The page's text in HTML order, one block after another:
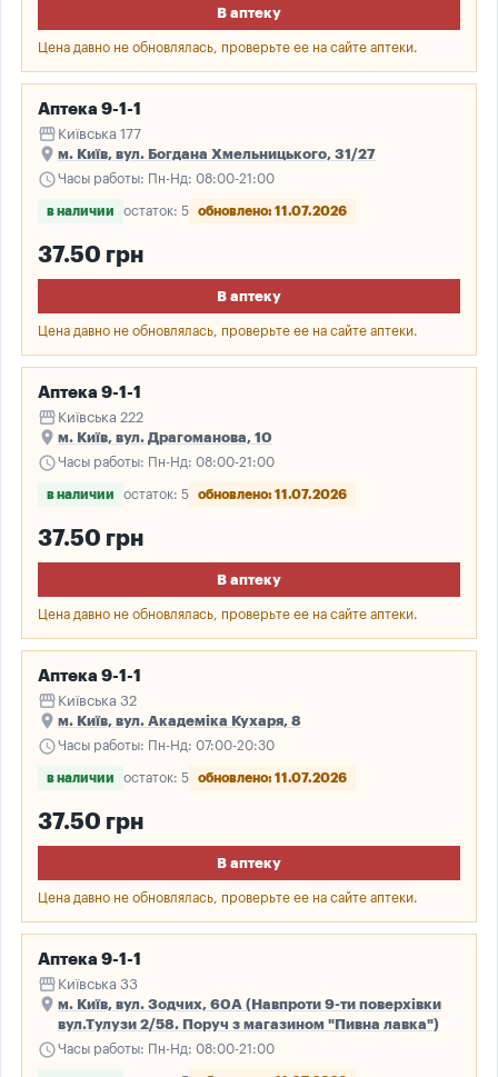
В аптеку
Цена давно не обновлялась, проверьте ее на сайте аптеки.
Аптека 9-1-1
storefront Київська 177
place м. Київ, вул. Богдана Хмельницького, 31/27
scheduleЧасы работы: Пн-Нд: 08:00-21:00
в наличии остаток: 5 обновлено: 11.07.2026
37.50 грн
В аптеку
Цена давно не обновлялась, проверьте ее на сайте аптеки.
Аптека 9-1-1
storefront Київська 222
place м. Київ, вул. Драгоманова, 10
scheduleЧасы работы: Пн-Нд: 08:00-21:00
в наличии остаток: 5 обновлено: 11.07.2026
37.50 грн
В аптеку
Цена давно не обновлялась, проверьте ее на сайте аптеки.
Аптека 9-1-1
storefront Київська 32
place м. Київ, вул. Академіка Кухаря, 8
scheduleЧасы работы: Пн-Нд: 07:00-20:30
в наличии остаток: 5 обновлено: 11.07.2026
37.50 грн
В аптеку
Цена давно не обновлялась, проверьте ее на сайте аптеки.
Аптека 9-1-1
storefront Київська 33
place м. Київ, вул. Зодчих, 60А (Навпроти 9-ти поверхівки
вул.Тулузи 2/58. Поруч з магазином "Пивна лавка")
scheduleЧасы работы: Пн-Нд: 08:00-21:00